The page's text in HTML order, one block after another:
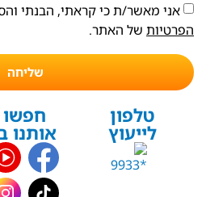
אני מאשר/ת כי קראתי, הבנתי
הפרטיות של האתר.
שליחה
טלפון
לייעוץ
חפשו
אותנו